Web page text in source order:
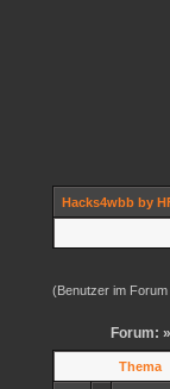
Hacks4wbb by
(Benutzer im
Forum: »
Thema